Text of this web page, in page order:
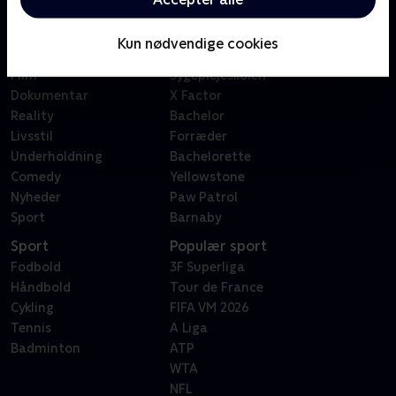
Kun nødvendige cookies
Kategorier
Film
Dokumentar
Reality
Livsstil
Underholdning
Comedy
Nyheder
Sport
Badehotellet
Sygeplejeskolen
X Factor
Bachelor
Forræder
Bachelorette
Yellowstone
Paw Patrol
Barnaby
Sport
Fodbold
Håndbold
Cykling
Tennis
Badminton
Populær sport
3F Superliga
Tour de France
FIFA VM 2026
A Liga
ATP
WTA
NFL